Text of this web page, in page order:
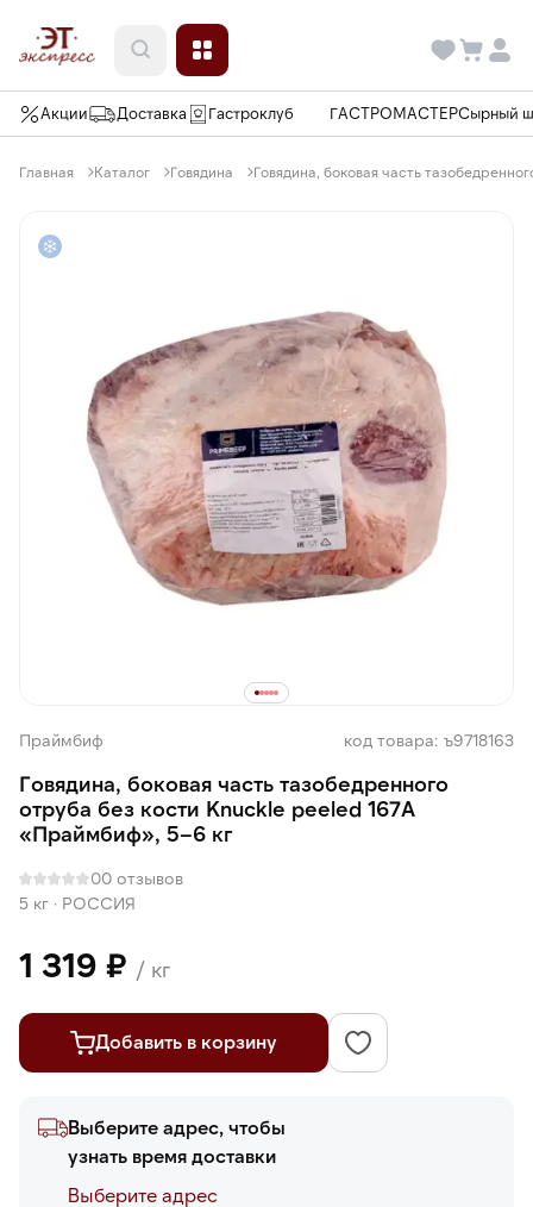
Акции Доставка Гастроклуб ГАСТРОМАСТЕРСырный
Главная Каталог Говядина Говядина, боковая часть
Праймбиф код товара: ъ9718163
Говядина, боковая часть тазобедренного
отруба без кости Knuckle peeled 167А
«Праймбиф», 5–6 кг
00 отзывов
5 кг · РОССИЯ
1 319 ₽ / кг
Добавить в корзину
Выберите адрес, чтобы
узнать время доставки
Выберите адреc